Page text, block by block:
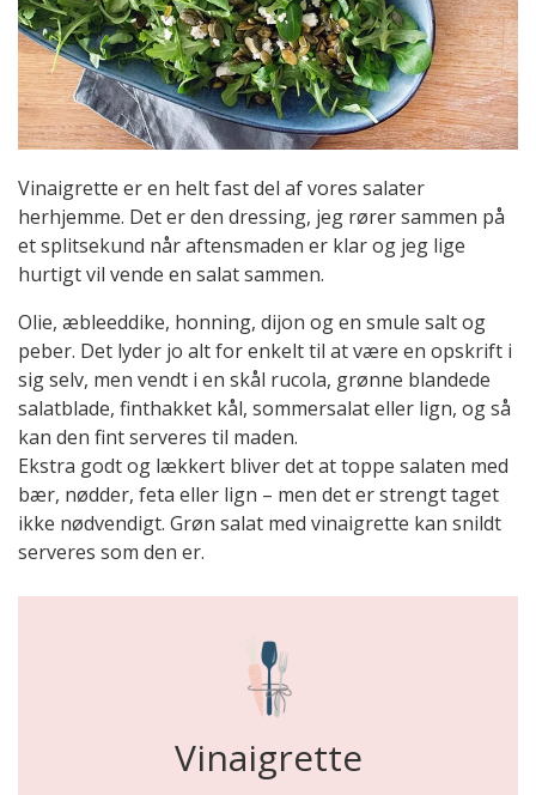
Vinaigrette er en helt fast del af vores salater
herhjemme. Det er den dressing, jeg rører sammen på
et splitsekund når aftensmaden er klar og jeg lige
hurtigt vil vende en salat sammen.
Olie, æbleeddike, honning, dijon og en smule salt og
peber. Det lyder jo alt for enkelt til at være en opskrift i
sig selv, men vendt i en skål rucola, grønne blandede
salatblade, finthakket kål, sommersalat eller lign, og så
kan den fint serveres til maden.
Ekstra godt og lækkert bliver det at toppe salaten med
bær, nødder, feta eller lign – men det er strengt taget
ikke nødvendigt. Grøn salat med vinaigrette kan snildt
serveres som den er.
Vinaigrette